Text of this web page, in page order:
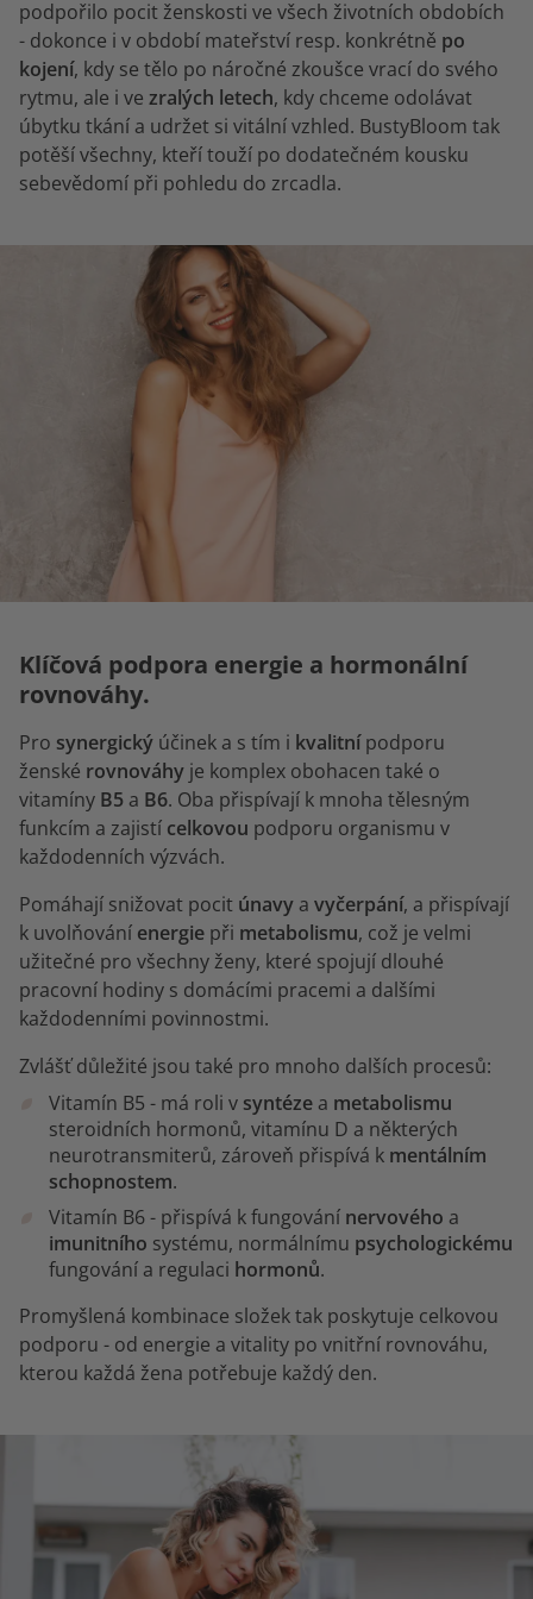
podpořilo pocit ženskosti ve všech životních obdobích
- dokonce i v období mateřství resp. konkrétně po
kojení, kdy se tělo po náročné zkoušce vrací do svého
rytmu, ale i ve zralých letech, kdy chceme odolávat
úbytku tkání a udržet si vitální vzhled. BustyBloom tak
potěší všechny, kteří touží po dodatečném kousku
sebevědomí při pohledu do zrcadla.
Klíčová podpora energie a hormonální
rovnováhy.
Pro synergický účinek a s tím i kvalitnípodporu
ženské rovnováhy je komplex obohacen také o
vitamíny B5 a B6. Oba přispívají k mnoha tělesným
funkcím a zajistí celkovou podporu organismu v
každodenních výzvách.
Pomáhají snižovat pocit únavy a vyčerpání, a přispívají
k uvolňování energie při metabolismu, což je velmi
užitečné pro všechny ženy, které spojují dlouhé
pracovní hodiny s domácími pracemi a dalšími
každodenními povinnostmi.
Zvlášť důležité jsou také pro mnoho dalších procesů:
Vitamín B5 - má roli v syntéze a metabolismu
steroidních hormonů, vitamínu D a některých
neurotransmiterů, zároveň přispívá k mentálním
schopnostem.
Vitamín B6 - přispívá k fungování nervového a
imunitního systému, normálnímu psychologickému
fungování a regulaci hormonů.
Promyšlená kombinace složek tak poskytuje celkovou
podporu - od energie a vitality po vnitřní rovnováhu,
kterou každá žena potřebuje každý den.